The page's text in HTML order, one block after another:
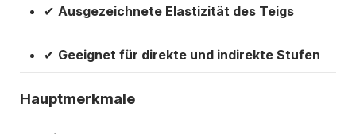
✔ Ausgezeichnete Elastizität des Teigs
✔ Geeignet für direkte und indirekte Stufen
Hauptmerkmale